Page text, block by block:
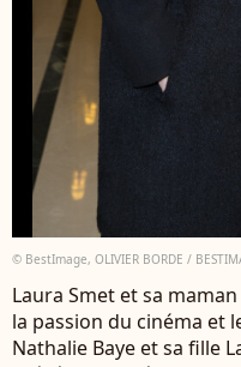
© BestImage, OLIVIER BORDE /
Laura Smet et sa
la passion du cinéma et
Nathalie Baye et sa fille